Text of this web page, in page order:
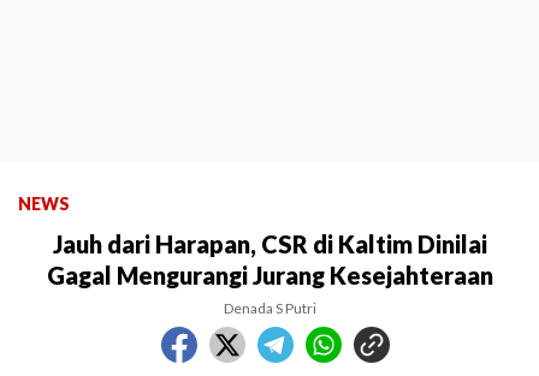
NEWS
Jauh dari Harapan, CSR di Kaltim Dinilai
Gagal Mengurangi Jurang Kesejahteraan
Denada S Putri